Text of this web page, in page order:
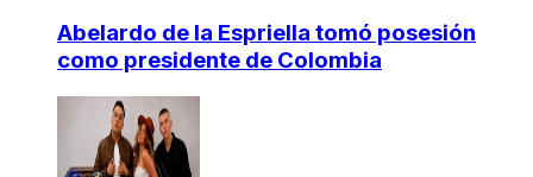
Abelardo de la Espriella tomó posesión
como presidente de Colombia